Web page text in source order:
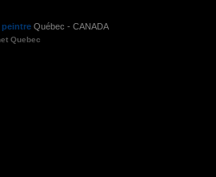
peintre Québec - CANADA
Quebec